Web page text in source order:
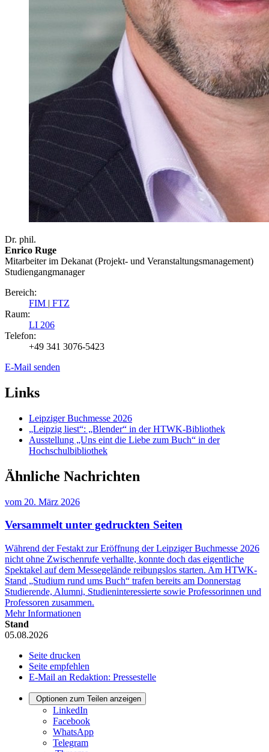
Dr. phil.
Enrico Ruge
Mitarbeiter im Dekanat (Projekt- und Veranstaltungsmanagement)
Studiengangmanager
Bereich:
FIM | FTZ
Raum:
LI 206
Telefon:
+49 341 3076-5423
E-Mail senden
Links
Leipziger Buchmesse 2026
„Leipzig liest“: „Blender“ in der HTWK-Bibliothek
Ausstellung „Uns eint die Liebe zum Buch“ in der
Hochschulbibliothek
Ähnliche Nachrichten
vom 20. März 2026
Versammelt unter gedruckten Seiten
Während der Festakt zur Eröffnung der Leipziger Buchmesse 2026
nicht ohne Zwischenrufe verhallte, konnte doch das eigentliche
Spektakel auf dem Messegelände reibungslos starten. Am HTWK-
Stand „Studium rund ums Buch“ trafen bereits am Donnerstag
Studierende, Alumni, Studieninteressierte sowie Professorinnen und
Professoren zusammen.
Mehr Informationen
Stand
05.08.2026
Seite drucken
Seite empfehlen
E-Mail an Redaktion: Pressestelle
Optionen zum Teilen anzeigen
LinkedIn
Facebook
WhatsApp
Telegram